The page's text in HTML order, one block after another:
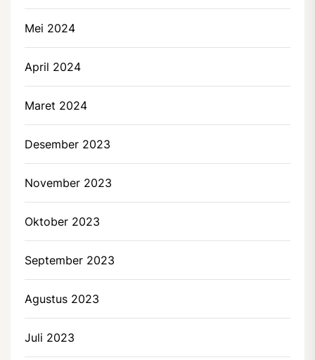
Mei 2024
April 2024
Maret 2024
Desember 2023
November 2023
Oktober 2023
September 2023
Agustus 2023
Juli 2023